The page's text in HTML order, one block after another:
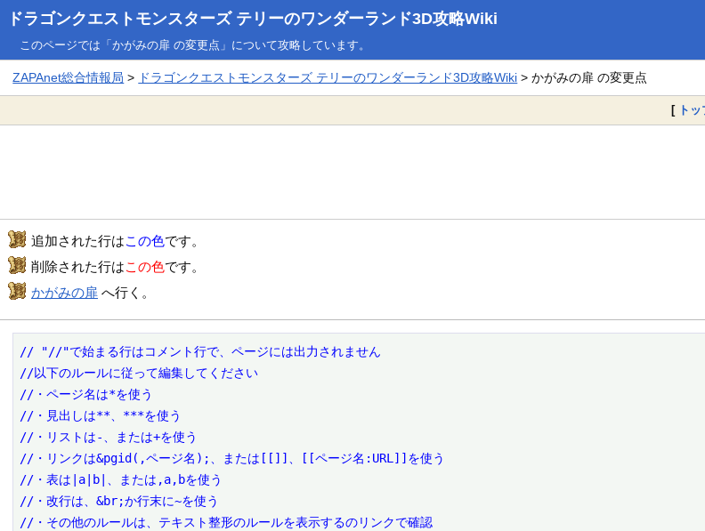
ドラゴンクエストモンスターズ テリーのワンダーランド3D攻略Wiki
このページでは「かがみの扉 の変更点」について攻略しています。
ZAPAnet総合情報局 > ドラゴンクエストモンスターズ テリーのワンダーランド3D攻略Wiki > かがみの扉 の変更点
[ トッ
追加された行はこの色です。
削除された行はこの色です。
かがみの扉 へ行く。
// "//"で始まる行はコメント行で、ページには出力されません
//以下のルールに従って編集してください
//・ページ名は*を使う
//・見出しは**、***を使う
//・リストは-、または+を使う
//・リンクは&pgid(,ページ名);、または[[]]、[[ページ名:URL]]を使う
//・表は|a|b|、または,a,bを使う
//・改行は、&br;か行末に~を使う
//・その他のルールは、テキスト整形のルールを表示するのリンクで確認